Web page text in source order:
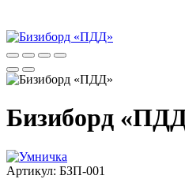
Бизиборд
Артикул: БЗП-001